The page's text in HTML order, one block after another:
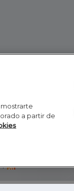
RSS
a partir de